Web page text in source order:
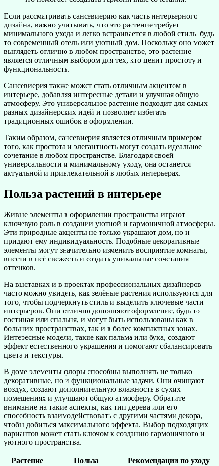
Если рассматривать сансевиерию как часть интерьерного
дизайна, важно учитывать, что это растение требует
минимального ухода и легко встраивается в любой стиль, будь
то современный отель или уютный дом. Поскольку оно может
выглядеть отлично в любом пространстве, это растение
является отличным выбором для тех, кто ценит простоту и
функциональность.
Сансевиерия также может стать отличным акцентом в
интерьере, добавляя интересные детали и улучшая общую
атмосферу. Это универсальное растение подходит для самых
разных дизайнерских идей и позволяет избегать
традиционных ошибок в оформлении.
Таким образом, сансевиерия является отличным примером
того, как простота и элегантность могут создать идеальное
сочетание в любом пространстве. Благодаря своей
универсальности и минимальному уходу, она останется
актуальной и привлекательной в любых интерьерах.
Польза растений в интерьере
Живые элементы в оформлении пространства играют
ключевую роль в создании уютной и гармоничной атмосферы.
Эти природные акценты не только украшают дом, но и
придают ему индивидуальность. Подобные декоративные
элементы могут значительно изменить восприятие комнаты,
внести в неё свежесть и создать уникальные сочетания
оттенков.
На выставках и в проектах профессиональных дизайнеров
часто можно увидеть, как зелёные растения используются для
того, чтобы подчеркнуть стиль и выделить ключевые части
интерьеров. Они отлично дополняют оформление, будь то
гостиная или спальня, и могут быть использованы как в
больших пространствах, так и в более компактных зонах.
Интересные модели, такие как пальма или бука, создают
эффект естественного украшения и помогают сбалансировать
цвета и текстуры.
В доме элементы флоры способны выполнять не только
декоративные, но и функциональные задачи. Они очищают
воздух, создают дополнительную влажность в сухих
помещениях и улучшают общую атмосферу. Обратите
внимание на такие аспекты, как тип дерева или его
способность взаимодействовать с другими частями декора,
чтобы добиться максимального эффекта. Выбор подходящих
вариантов может стать ключом к созданию гармоничного и
уютного пространства.
Растение Польза
Рекомендации по уходу